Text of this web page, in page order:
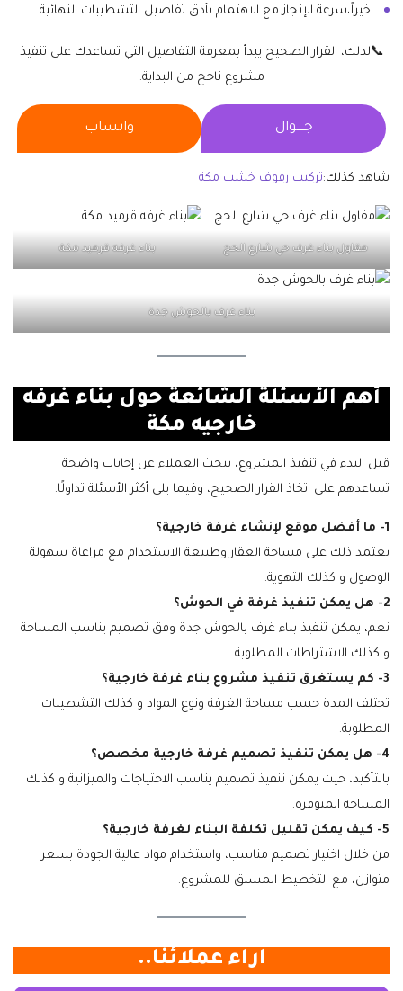
اخيراً،سرعة الإنجاز مع الاهتمام بأدق تفاصيل التشطيبات النهائية.
📞لذلك، القرار الصحيح يبدأ بمعرفة التفاصيل التي تساعدك على تنفيذ
مشروع ناجح من البداية:
جــــوال واتساب
شاهد كذلك:تركيب رفوف خشب مكة
مقاول بناء غرف حي شارع الحج بناء غرفه قرميد مكة
بناء غرف بالحوش جدة
أهم الأسئلة الشائعة حول بناء غرفه
خارجيه مكة
قبل البدء في تنفيذ المشروع، يبحث العملاء عن إجابات واضحة
تساعدهم على اتخاذ القرار الصحيح، وفيما يلي أكثر الأسئلة تداولًا.
1- ما أفضل موقع لإنشاء غرفة خارجية؟
يعتمد ذلك على مساحة العقار وطبيعة الاستخدام مع مراعاة سهولة
الوصول و كذلك التهوية.
2- هل يمكن تنفيذ غرفة في الحوش؟
نعم، يمكن تنفيذ بناء غرف بالحوش جدة وفق تصميم يناسب المساحة
و كذلك الاشتراطات المطلوبة.
3- كم يستغرق تنفيذ مشروع بناء غرفة خارجية؟
تختلف المدة حسب مساحة الغرفة ونوع المواد و كذلك التشطيبات
المطلوبة.
4- هل يمكن تنفيذ تصميم غرفة خارجية مخصص؟
بالتأكيد، حيث يمكن تنفيذ تصميم يناسب الاحتياجات والميزانية و كذلك
المساحة المتوفرة.
5- كيف يمكن تقليل تكلفة البناء لغرفة خارجية؟
من خلال اختيار تصميم مناسب، واستخدام مواد عالية الجودة بسعر
متوازن، مع التخطيط المسبق للمشروع.
آراء عملائنا..